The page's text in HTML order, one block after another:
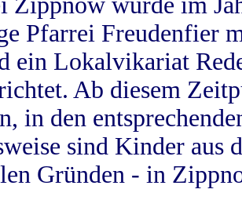
Pfarrei Freudenfier
ein Lokalvikariat
Ab diesem
in den
sind Kinder aus
Gründen - in